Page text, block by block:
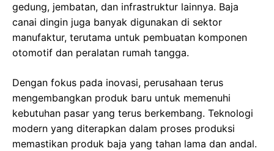
gedung, jembatan, dan infrastruktur lainnya. Baja
canai dingin juga banyak digunakan di sektor
manufaktur, terutama untuk pembuatan komponen
otomotif dan peralatan rumah tangga.
Dengan fokus pada inovasi, perusahaan terus
mengembangkan produk baru untuk memenuhi
kebutuhan pasar yang terus berkembang. Teknologi
modern yang diterapkan dalam proses produksi
memastikan produk baja yang tahan lama dan andal.